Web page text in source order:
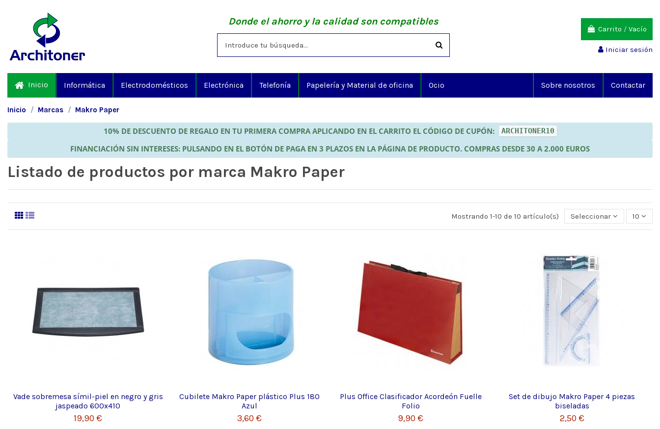
Donde el ahorro y la calidad son compatibles
Carrito / Vacío
Iniciar sesión
Inicio Informática Electrodomésticos Electrónica Telefonía Papelería y Material de oficina Ocio Contactar
Sobre nosotros
Inicio Marcas Makro Paper
10% DE DESCUENTO DE REGALO EN TU PRIMERA COMPRA APLICANDO EN EL CARRITO EL CÓDIGO DE CUPÓN: ARCHITONER10
FINANCIACIÓN SIN INTERESES: PULSANDO EN EL BOTÓN DE PAGA EN 3 PLAZOS EN LA PÁGINA DE PRODUCTO. COMPRAS DESDE 30 A 2.000 EUROS
Listado de productos por marca Makro Paper
Mostrando 1-10 de 10 artículo(s) Seleccionar 10
Vade sobremesa símil-piel en negro y gris
jaspeado 600x410
19,90 €
Cubilete Makro Paper plástico Plus 180
Azul
3,60 €
Plus Office Clasificador Acordeón Fuelle
Folio
9,90 €
Set de dibujo Makro Paper 4 piezas
biseladas
2,50 €